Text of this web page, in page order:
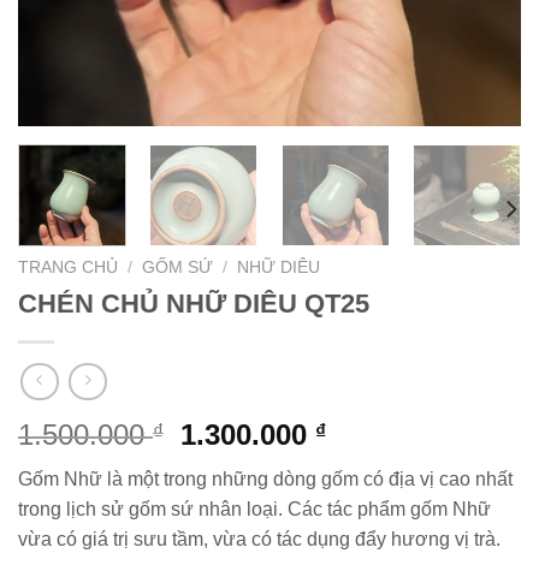
TRANG CHỦ / GỐM SỨ / NHỮ DIÊU
CHÉN CHỦ NHỮ DIÊU QT25
1.500.000₫
Giá
là:
1.500.000 ₫.
1.300.000 ₫Giá
hiện
tại
là:
1.300.000 ₫.
Gốm Nhữ là một trong những dòng gốm có địa vị cao nhất
trong lịch sử gốm sứ nhân loại. Các tác phẩm gốm Nhữ
vừa có giá trị sưu tầm, vừa có tác dụng đẩy hương vị trà.